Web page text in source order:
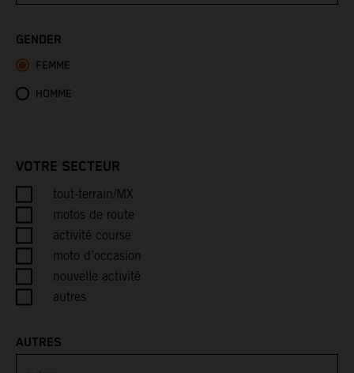
Bolivia
Bouvet Island
Brazil
British Indian Ocean Territory
British Virgin Islands
Brunei
GENDER
FEMME
HOMME
VOTRE SECTEUR
tout-terrain/MX
motos de route
activité course
moto d’occasion
nouvelle activité
autres
AUTRES